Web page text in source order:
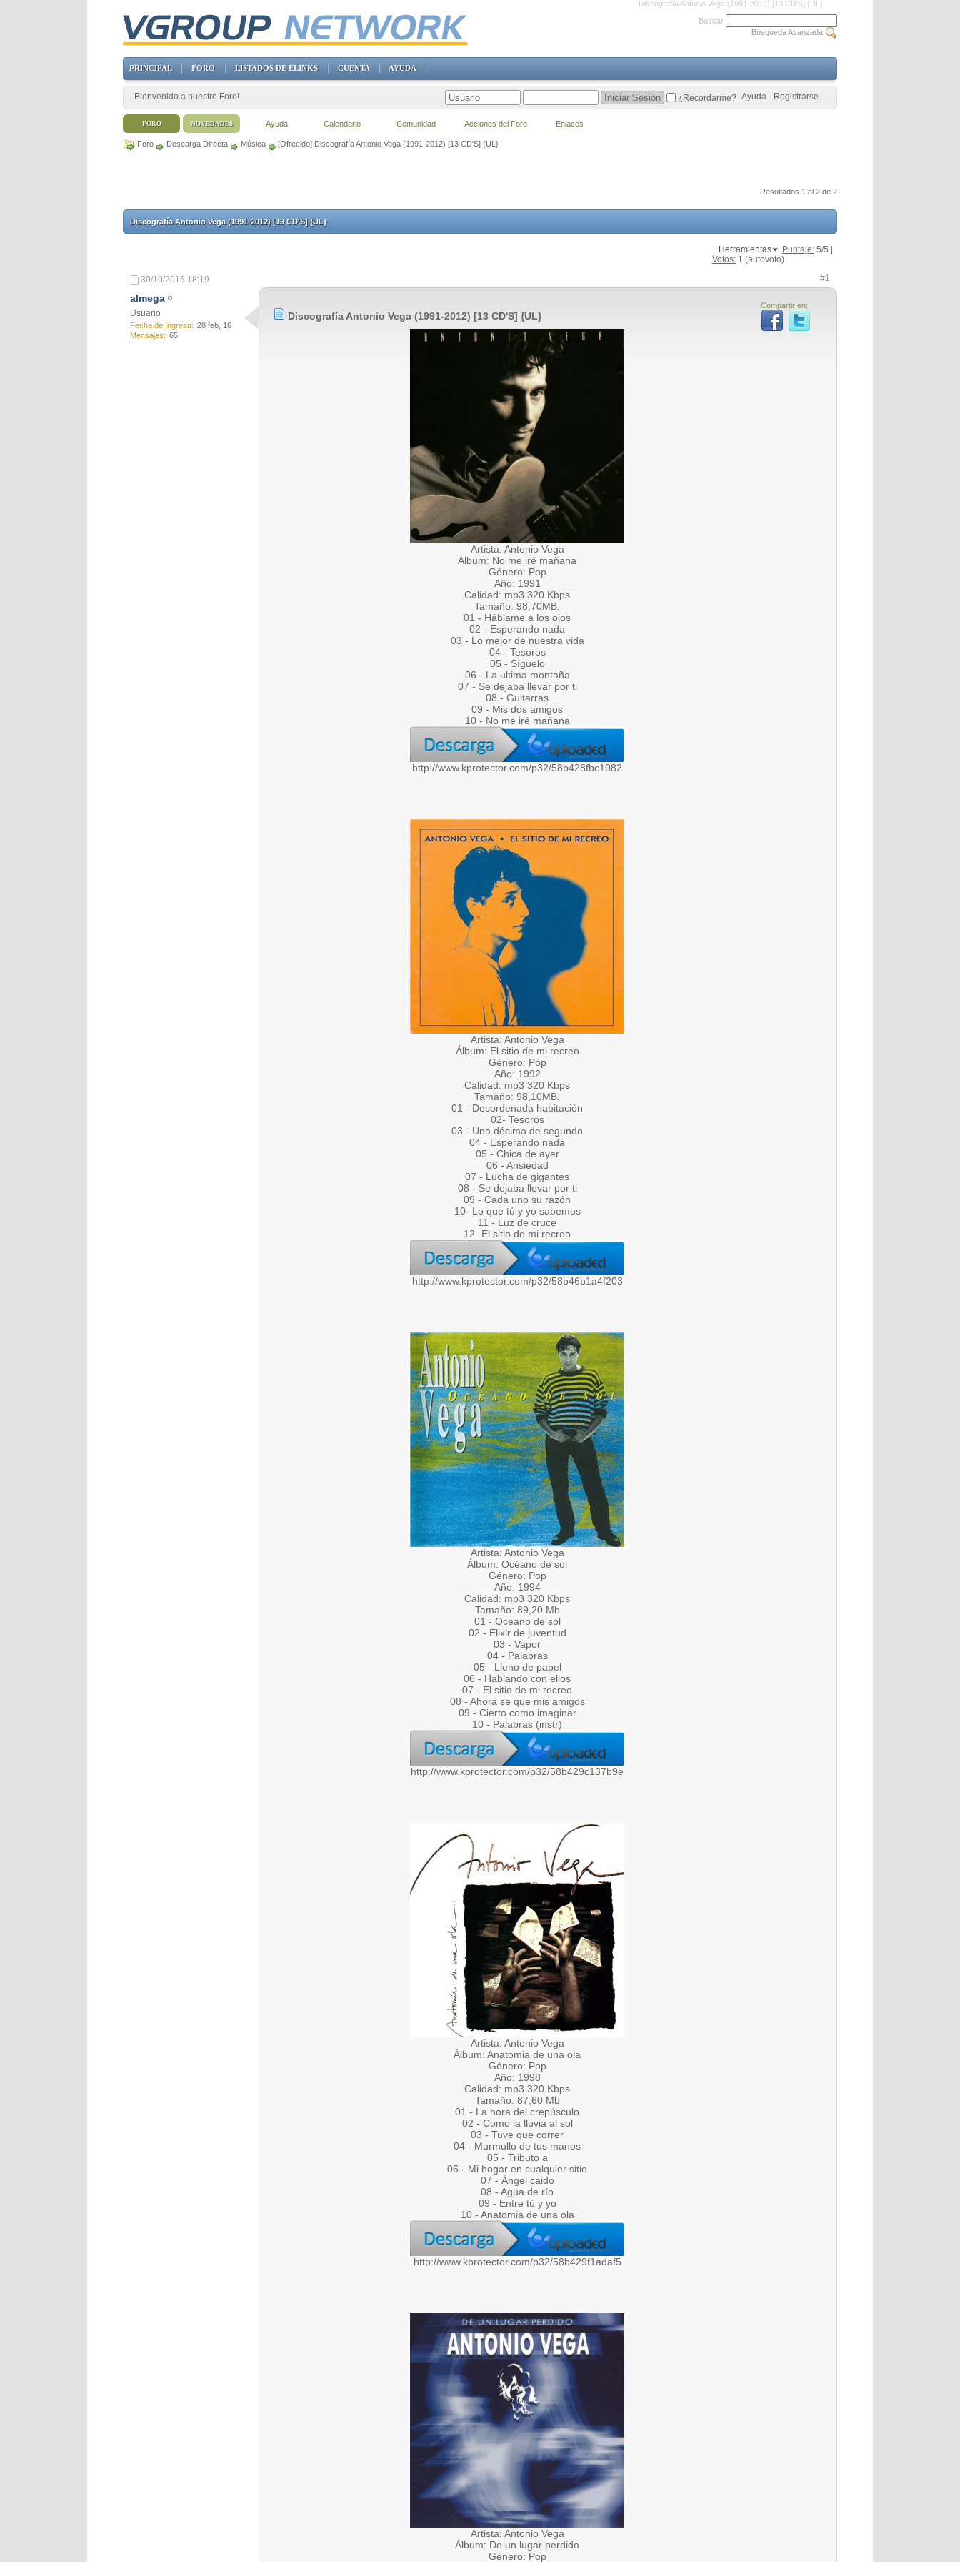
Discografía Antonio Vega (1991-2012) [13 CD'S] {UL}
Foro Descarga Directa Música [Ofrecido] Discografía Antonio Vega (1991-2012) [13 CD'S] {UL}
Resultados 1 al 2 de 2
Discografía Antonio Vega (1991-2012) [13 CD'S] {UL}
Herramientas Puntaje: 5/5 |
Votos: 1 (autovoto)
30/10/2016 18:19 #1
almega
Usuario
Fecha de Ingreso
28 feb, 16
Mensajes
65
Compartir en:
Discografía Antonio Vega (1991-2012) [13 CD'S] {UL}
Artista: Antonio Vega
Álbum: No me iré mañana
Género: Pop
Año: 1991
Calidad: mp3 320 Kbps
Tamaño: 98,70MB.
01 - Háblame a los ojos
02 - Esperando nada
03 - Lo mejor de nuestra vida
04 - Tesoros
05 - Síguelo
06 - La ultima montaña
07 - Se dejaba llevar por ti
08 - Guitarras
09 - Mis dos amigos
10 - No me iré mañana
http://www.kprotector.com/p32/58b428fbc1082
Artista: Antonio Vega
Álbum: El sitio de mi recreo
Género: Pop
Año: 1992
Calidad: mp3 320 Kbps
Tamaño: 98,10MB.
01 - Desordenada habitación
02- Tesoros
03 - Una décima de segundo
04 - Esperando nada
05 - Chica de ayer
06 - Ansiedad
07 - Lucha de gigantes
08 - Se dejaba llevar por ti
09 - Cada uno su razón
10- Lo que tú y yo sabemos
11 - Luz de cruce
12- El sitio de mi recreo
http://www.kprotector.com/p32/58b46b1a4f203
Artista: Antonio Vega
Álbum: Océano de sol
Género: Pop
Año: 1994
Calidad: mp3 320 Kbps
Tamaño: 89,20 Mb
01 - Oceano de sol
02 - Elixir de juventud
03 - Vapor
04 - Palabras
05 - Lleno de papel
06 - Hablando con ellos
07 - El sitio de mi recreo
08 - Ahora se que mis amigos
09 - Cierto como imaginar
10 - Palabras (instr)
http://www.kprotector.com/p32/58b429c137b9e
Artista: Antonio Vega
Álbum: Anatomia de una ola
Género: Pop
Año: 1998
Calidad: mp3 320 Kbps
Tamaño: 87,60 Mb
01 - La hora del crepúsculo
02 - Como la lluvia al sol
03 - Tuve que correr
04 - Murmullo de tus manos
05 - Tributo a
06 - Mi hogar en cualquier sitio
07 - Ángel caido
08 - Agua de río
09 - Entre tú y yo
10 - Anatomia de una ola
http://www.kprotector.com/p32/58b429f1adaf5
Artista: Antonio Vega
Álbum: De un lugar perdido
Género: Pop
Buscar
Búsqueda Avanzada
PRINCIPAL FORO LISTADOS DE ELINKS CUENTA AYUDA
Bienvenido a nuestro Foro! Registrarse
Ayuda
¿Recordarme?
FORO Ayuda Calendario Comunidad Acciones del Foro Enlaces
NOVEDADES